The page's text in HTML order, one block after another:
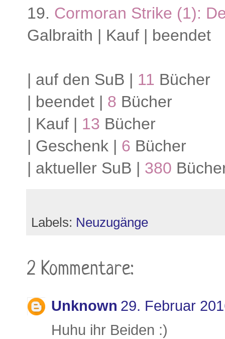
19. Cormoran Strike (1):
Galbraith | Kauf | beendet
| auf den SuB | 11 Bücher
| beendet | 8 Bücher
| Kauf | 13 Bücher
| Geschenk | 6 Bücher
| aktueller SuB | 380
Labels: Neuzugänge
2 Kommentare:
Unknown 29. Februar
Huhu ihr Beiden :)